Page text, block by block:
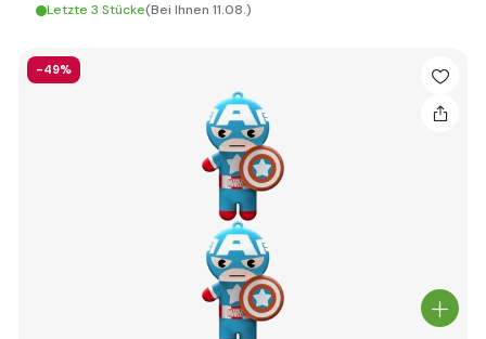
Letzte 3 Stücke(Bei Ihnen 11.08.)
-49%